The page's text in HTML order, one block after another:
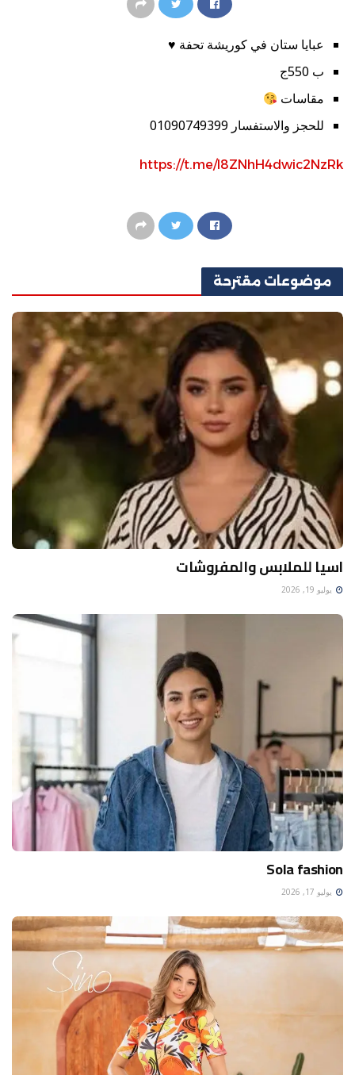
عبايا ستان في كوريشة تحفة ♥️
ب 550ج
مقاسات
للحجز والاستفسار 01090749399
https://t.me/l8ZNhH4dwic2NzRk
موضوعات مقترحة
اسيا للملابس والمفروشات
يوليو 19, 2026
Sola fashion
يوليو 17, 2026